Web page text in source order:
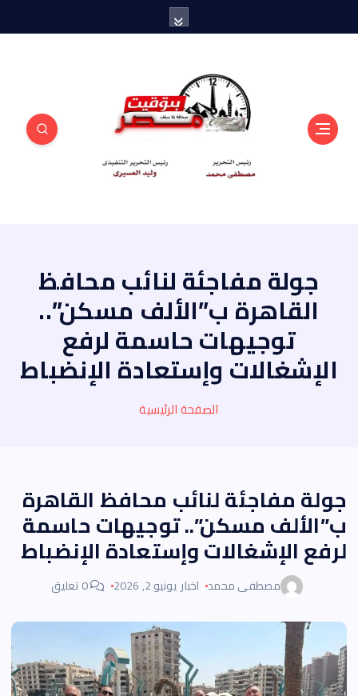
جولة مفاجئة لنائب محافظ
القاهرة ب”الألف مسكن”..
توجيهات حاسمة لرفع
الإشغالات وإستعادة الإنضباط
الصفحة الرئيسية
جولة مفاجئة لنائب محافظ القاهرة
ب”الألف مسكن”.. توجيهات حاسمة
لرفع الإشغالات وإستعادة الإنضباط
مصطفى محمد اخبار يونيو 2, 2026 0 تعليق